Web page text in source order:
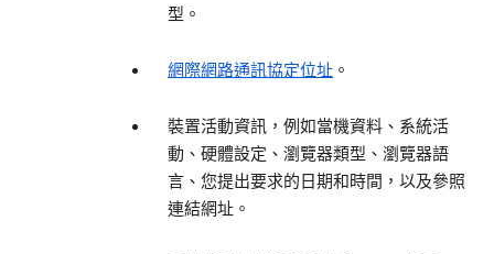
型。
網際網路通訊協定位址 。
裝置活動資訊，例如當機資料、系統活
動、硬體設定、瀏覽器類型、瀏覽器語
言、您提出要求的日期和時間，以及參照
連結網址。